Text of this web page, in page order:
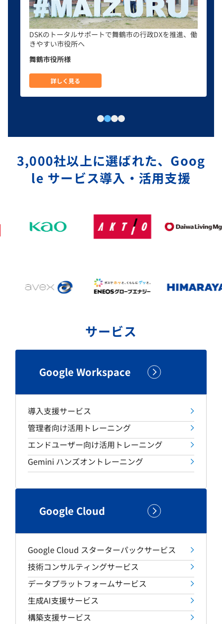
トップ主導で進める Gemini 活用と業務改革。年間 2
万時間超の工数削減と利用率 75 %達成までの取り組
詳しく見る
3,000社以上に選ばれた、Goog
le サービス導入・活用支援
サービス
Google Workspace
導入支援サービス
管理者向け活用トレーニング
エンドユーザー向け活用トレーニング
Gemini ハンズオントレーニング
Google Cloud
Google Cloud スターターパックサービス
技術コンサルティングサービス
データプラットフォームサービス
生成AI支援サービス
構築支援サービス